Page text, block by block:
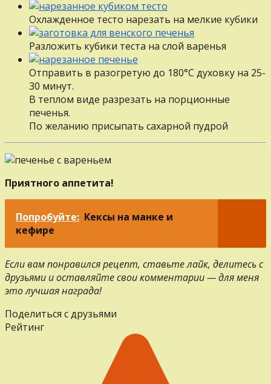
Охлажденное тесто нарезать на мелкие кубики
Разложить кубики теста на слой варенья
Отправить в разогретую до 180°С духовку на 25-
30 минут.
В теплом виде разрезать на порционные
печенья.
По желанию присыпать сахарной пудрой
Приятного аппетита!
Попробуйте: Кексы на манке и
кефире
Если вам понравился рецепт, ставьте лайк, делитесь с
друзьями и оставляйте свои комментарии — для меня
это лучшая награда!
Поделиться с друзьями
Рейтинг